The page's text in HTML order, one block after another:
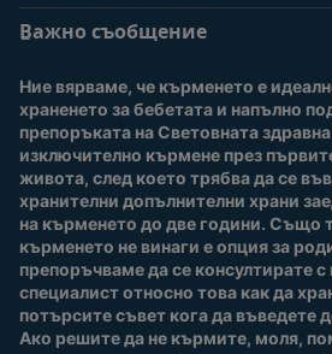
Често задавани
За нас
Nestlé
Купи сега
Нашите марки и
продукти
Качество и сигурност
Безплатно тестване
Важно съобщение
Ние вярваме, че кърменето е
храненето за бебетата и напълно
препоръката на Световната
изключително кърмене през
живота, след което трябва да се
хранителни допълнителни храни
на кърменето до две години. Също
кърменето не винаги е опция за
препоръчваме да се консултирате
специалист относно това как да
потърсите съвет кога да въведете
Ако решите да не кърмите, моля,